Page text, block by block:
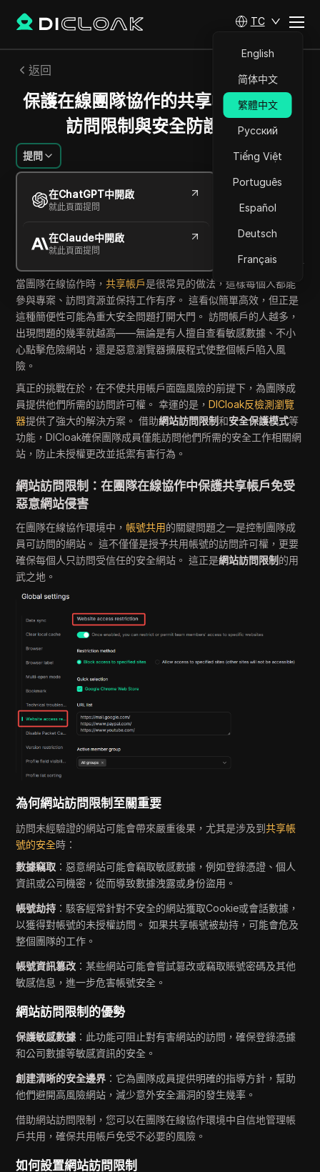
TC
English
简体中文
繁體中文
Русский
Tiếng Việt
Português
Español
Deutsch
Français
返回
保護在線團隊協作的共享帳戶：網站
訪問限制與安全防護模式
提問
在ChatGPT中開啟
就此頁面提問
在Claude中開啟
就此頁面提問
林子峰
2025年9月 5 分鐘 閱讀
Copy Link
當團隊在線協作時，共享帳戶是很常見的做法，這樣每個人都能
參與專案、訪問資源並保持工作有序。 這看似簡單高效，但正是
這種簡便性可能為重大安全問題打開大門。 訪問帳戶的人越多，
出現問題的幾率就越高——無論是有人擅自查看敏感數據、不小
心點擊危險網站，還是惡意瀏覽器擴展程式使整個帳戶陷入風
險。
真正的挑戰在於，在不使共用帳戶面臨風險的前提下，為團隊成
員提供他們所需的訪問許可權。 幸運的是，DICloak反檢測瀏覽
器提供了強大的解決方案。 借助網站訪問限制和安全保護模式等
功能，DICloak確保團隊成員僅能訪問他們所需的安全工作相關網
站，防止未授權更改並抵禦有害行為。
網站訪問限制：在團隊在線協作中保護共享帳戶免受
惡意網站侵害
在團隊在線協作環境中， 帳號共用的關鍵問題之一是控制團隊成
員可訪問的網站。 這不僅僅是授予共用帳號的訪問許可權，更要
確保每個人只訪問受信任的安全網站。 這正是網站訪問限制 的用
武之地。
為何網站訪問限制至關重要
訪問未經驗證的網站可能會帶來嚴重後果，尤其是涉及到共享帳
號的安全時：
數據竊取 ：惡意網站可能會竊取敏感數據，例如登錄憑證、個人
資訊或公司機密，從而導致數據洩露或身份盜用。
帳號劫持 ：駭客經常針對不安全的網站獲取Cookie或會話數據，
以獲得對帳號的未授權訪問。 如果共享帳號被劫持，可能會危及
整個團隊的工作。
帳號資訊篡改 ：某些網站可能會嘗試篡改或竊取賬號密碼及其他
敏感信息，進一步危害帳號安全。
網站訪問限制的優勢
保護敏感數據 ：此功能可阻止對有害網站的訪問，確保登錄憑據
和公司數據等敏感資訊的安全。
創建清晰的安全邊界 ：它為團隊成員提供明確的指導方針，幫助
他們避開高風險網站，減少意外安全漏洞的發生幾率。
借助網站訪問限制，您可以在團隊在線協作環境中自信地管理帳
戶共用，確保共用帳戶免受不必要的風險。
如何設置網站訪問限制